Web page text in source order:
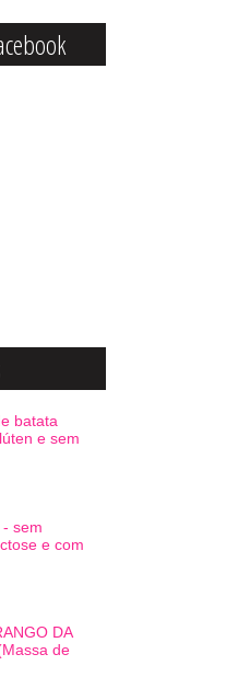
batata
e sem
- sem
e com
DA
de